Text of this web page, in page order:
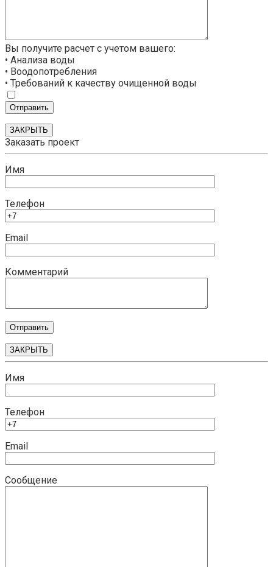
Вы получите расчет с учетом вашего:
• Анализа воды
• Воодопотребления
• Требований к качеству очищенной воды
ЗАКРЫТЬ
Заказать проект
Имя
Телефон
Email
Комментарий
ЗАКРЫТЬ
Имя
Телефон
Email
Сообщение